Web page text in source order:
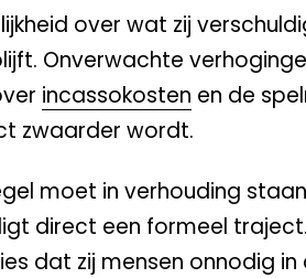
over wat zij
Onverwachte
incassokosten en de
zwaarder wordt.
moet in verhouding
direct een formeel
dat zij mensen onnodig in